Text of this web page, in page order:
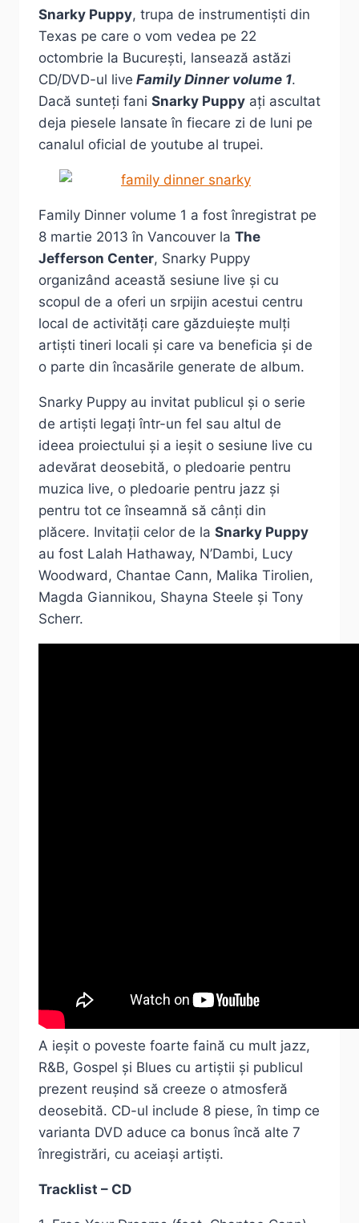
Snarky Puppy, trupa de instrumentiști din
Texas pe care o vom vedea pe 22
octombrie la București, lansează astăzi
CD/DVD-ul live Family Dinner volume 1.
Dacă sunteți fani Snarky Puppy ați ascultat
deja piesele lansate în fiecare zi de luni pe
canalul oficial de youtube al trupei.
Family Dinner volume 1 a fost înregistrat pe
8 martie 2013 în Vancouver la The
Jefferson Center, Snarky Puppy
organizând această sesiune live și cu
scopul de a oferi un srpijin acestui centru
local de activități care găzduiește mulți
artiști tineri locali și care va beneficia și de
o parte din încasările generate de album.
Snarky Puppy au invitat publicul și o serie
de artiști legați într-un fel sau altul de
ideea proiectului și a ieșit o sesiune live cu
adevărat deosebită, o pledoarie pentru
muzica live, o pledoarie pentru jazz și
pentru tot ce înseamnă să cânți din
plăcere. Invitații celor de la Snarky Puppy
au fost Lalah Hathaway, N’Dambi, Lucy
Woodward, Chantae Cann, Malika Tirolien,
Magda Giannikou, Shayna Steele și Tony
Scherr.
A ieșit o poveste foarte faină cu mult jazz,
R&B, Gospel și Blues cu artiștii și publicul
prezent reușind să creeze o atmosferă
deosebită. CD-ul include 8 piese, în timp ce
varianta DVD aduce ca bonus încă alte 7
înregistrări, cu aceiași artiști.
Tracklist – CD